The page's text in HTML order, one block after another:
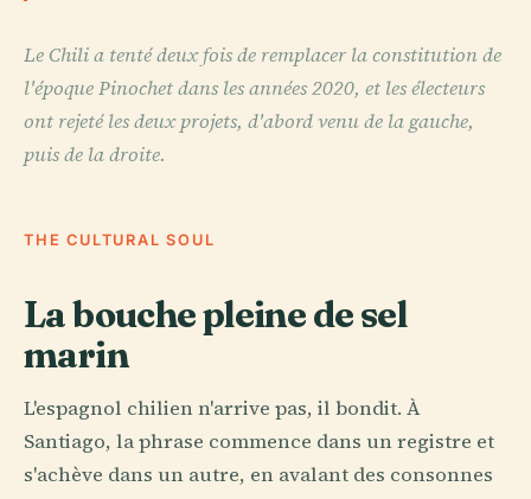
Le Chili a tenté deux fois de remplacer la constitution de
l'époque Pinochet dans les années 2020, et les électeurs
ont rejeté les deux projets, d'abord venu de la gauche,
puis de la droite.
THE CULTURAL SOUL
La bouche pleine de sel
marin
L'espagnol chilien n'arrive pas, il bondit. À
Santiago, la phrase commence dans un registre et
s'achève dans un autre, en avalant des consonnes